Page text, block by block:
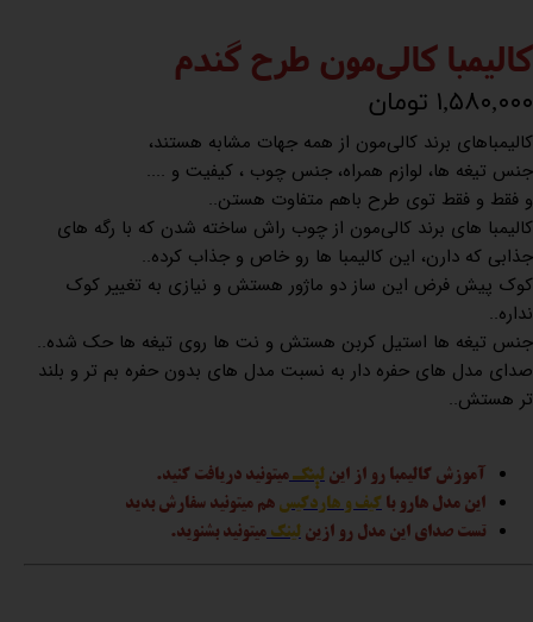
کالیمبا کالی‌مون طرح گندم
۱,۵۸۰,۰۰۰ تومان
کالیمباهای برند کالی‌مون از همه جهات مشابه هستند،
جنس تیغه ها، لوازم همراه، جنس چوب ، کیفیت و ....
و فقط و فقط توی طرح باهم متفاوت هستن..
کالیمبا های برند کالی‌مون از چوب راش ساخته شدن که با رگه های
جذابی که دارن، این کالیمبا ها رو خاص و جذاب کرده..
کوک پیش فرض این ساز دو ماژور هستش و نیازی به تغییر کوک
نداره..
جنس تیغه ها استیل کربن هستش و نت ها روی تیغه ها حک شده..
صدای مدل های حفره دار به نسبت مدل های بدون حفره بم تر و بلند
تر هستش..
آموزش کالیمبا رو از اینلینکمیتونید دریافت کنید.
این مدل هارو باکیف و هاردکیس هم میتونید سفارش بدید
تست صدای این مدل رو ازینلینکمیتونید بشنوید.